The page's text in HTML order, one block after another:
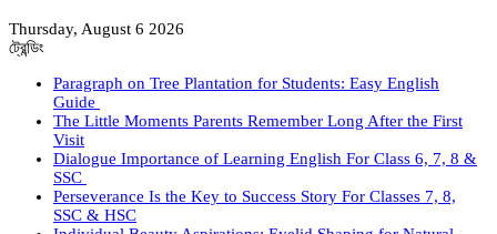
করবেন?
Thursday, August 6 2026
ট্রেন্ডিং
Paragraph on Tree Plantation for Students: Easy English
Guide
The Little Moments Parents Remember Long After the First
Visit
Dialogue Importance of Learning English For Class 6, 7, 8 &
SSC
Perseverance Is the Key to Success Story For Classes 7, 8,
SSC & HSC